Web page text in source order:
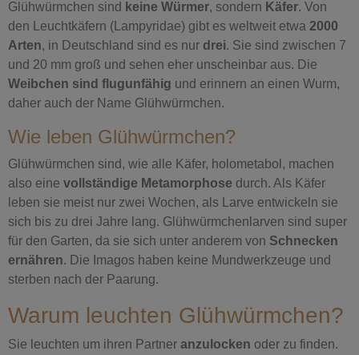
Glühwürmchen sind keine Würmer, sondern Käfer. Von
den Leuchtkäfern (Lampyridae) gibt es weltweit etwa 2000
Arten, in Deutschland sind es nur drei. Sie sind zwischen 7
und 20 mm groß und sehen eher unscheinbar aus. Die
Weibchen sind flugunfähig und erinnern an einen Wurm,
daher auch der Name Glühwürmchen.
Wie leben Glühwürmchen?
Glühwürmchen sind, wie alle Käfer, holometabol, machen
also eine vollständige Metamorphose durch. Als Käfer
leben sie meist nur zwei Wochen, als Larve entwickeln sie
sich bis zu drei Jahre lang. Glühwürmchenlarven sind super
für den Garten, da sie sich unter anderem von Schnecken
ernähren. Die Imagos haben keine Mundwerkzeuge und
sterben nach der Paarung.
Warum leuchten Glühwürmchen?
Sie leuchten um ihren Partner anzulocken oder zu finden.